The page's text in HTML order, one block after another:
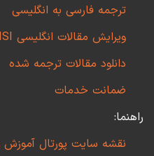
ترجمه فارسی به انگلیسی
ویرایش مقالات انگلیسی ISI
دانلود مقالات ترجمه شده
ضمانت خدمات
راهنما:
نقشه سایت پورتال